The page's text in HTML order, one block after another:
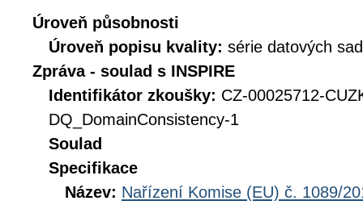
Úroveň působnosti
Úroveň popisu kvality: série datových sad
Zpráva - soulad s INSPIRE
Identifikátor zkoušky: CZ-00025712-
DQ_DomainConsistency-1
Soulad
Specifikace
Název: Nařízení Komise (EU) č. 1089/